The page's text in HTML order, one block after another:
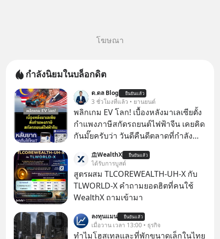
โฆษณา
กำลังนิยมในบล็อกดิต
ด.ดล Blog ยืนยันแล้ว
3 ชั่วโมงที่แล้ว • ยานยนต์
พลิกเกม EV โลก! เบื้องหลังมาเลเซียตั้ง
กำแพงภาษีสกัดรถยนต์ไฟฟ้าจีน เคยคิด
กันมั๊ยครับว่า วันดีคืนดีตลาดที่กำลัง
จนหน้าทิ่มแบบไม่ทันตั้งตัว…
WealthX ยืนยันแล้ว
ได้รับการบูสต์
สูตรผสม TLCOREWEALTH-UH-X กับ
TLWORLD-X คำถามยอดฮิตที่คนใช้
WealthX ถามเข้ามา
ลงทุนแมน ยืนยันแล้ว
เมื่อวาน เวลา 13:00 • ธุรกิจ
ทำไมโฮสเทลและที่พักขนาดเล็กในไทย